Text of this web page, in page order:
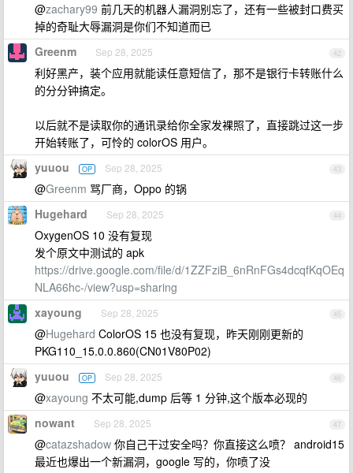
@zachary99 前几天的机器人漏洞别忘了，还有一些被封口费买
掉的奇耻大辱漏洞是你们不知道而已
42
Greenm Sep 28, 2025
利好黑产，装个应用就能读任意短信了，那不是银行卡转账什么
的分分钟搞定。
以后就不是读取你的通讯录给你全家发裸照了，直接跳过这一步
开始转账了，可怜的 colorOS 用户。
43
yuuou OP Sep 28, 2025
@Greenm 骂厂商，Oppo 的锅
44
Hugehard Sep 28, 2025
OxygenOS 10 没有复现
发个原文中测试的 apk
https://drive.google.com/file/d/1ZZFziB_6nRnFGs4dcqfKqOEq
NLA66hc-/view?usp=sharing
45
xayoung Sep 28, 2025
@Hugehard ColorOS 15 也没有复现，昨天刚刚更新的
PKG110_15.0.0.860(CN01V80P02)
46
yuuou OP Sep 28, 2025
@xayoung 不太可能,dump 后等 1 分钟,这个版本必现的
47
nowant Sep 28, 2025
@catazshadow 你自己干过安全吗？你直接这么喷？ android15
最近也爆出一个新漏洞，google 写的，你喷了没